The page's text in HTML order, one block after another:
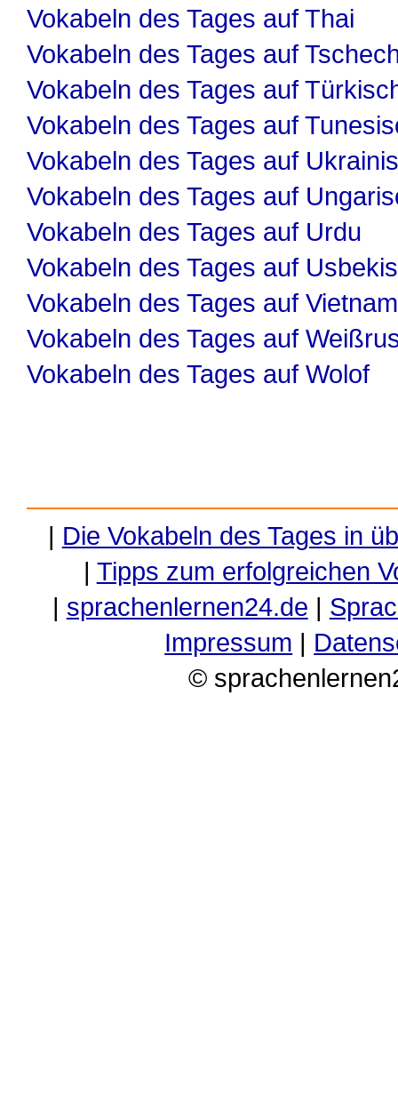
Vokabeln des Tages auf Thai
Vokabeln des Tages auf
Vokabeln des Tages auf
Vokabeln des Tages auf
Vokabeln des Tages auf
Vokabeln des Tages auf
Vokabeln des Tages auf Urdu
Vokabeln des Tages auf
Vokabeln des Tages auf
Vokabeln des Tages auf
Vokabeln des Tages auf Wolof
| Die Vokabeln des Tages in
| Tipps zum erfolgreichen
| sprachenlernen24.de |
Impressum |
©